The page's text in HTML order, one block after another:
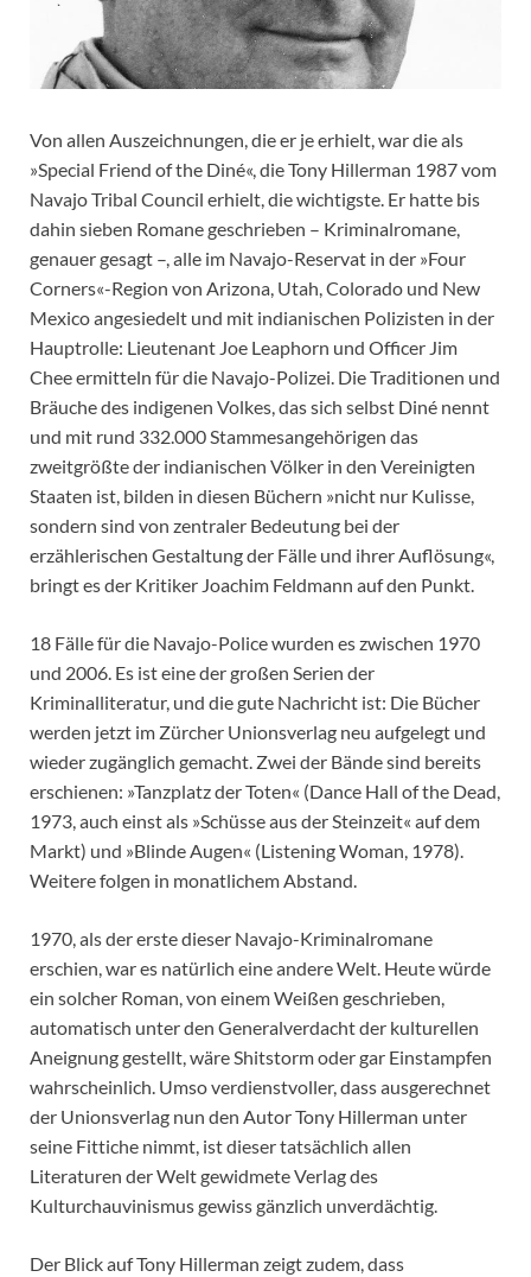
Von allen Auszeichnungen, die er je erhielt, war die als
»Special Friend of the Diné«, die Tony Hillerman 1987 vom
Navajo Tribal Council erhielt, die wichtigste. Er hatte bis
dahin sieben Romane geschrieben – Kriminalromane,
genauer gesagt –, alle im Navajo-Reservat in der »Four
Corners«-Region von Arizona, Utah, Colorado und New
Mexico angesiedelt und mit indianischen Polizisten in der
Hauptrolle: Lieutenant Joe Leaphorn und Officer Jim
Chee ermitteln für die Navajo-Polizei. Die Traditionen und
Bräuche des indigenen Volkes, das sich selbst Diné nennt
und mit rund 332.000 Stammesangehörigen das
zweitgrößte der indianischen Völker in den Vereinigten
Staaten ist, bilden in diesen Büchern »nicht nur Kulisse,
sondern sind von zentraler Bedeutung bei der
erzählerischen Gestaltung der Fälle und ihrer Auflösung«,
bringt es der Kritiker Joachim Feldmann auf den Punkt.
18 Fälle für die Navajo-Police wurden es zwischen 1970
und 2006. Es ist eine der großen Serien der
Kriminalliteratur, und die gute Nachricht ist: Die Bücher
werden jetzt im Zürcher Unionsverlag neu aufgelegt und
wieder zugänglich gemacht. Zwei der Bände sind bereits
erschienen: »Tanzplatz der Toten« (Dance Hall of the Dead,
1973, auch einst als »Schüsse aus der Steinzeit« auf dem
Markt) und »Blinde Augen« (Listening Woman, 1978).
Weitere folgen in monatlichem Abstand.
1970, als der erste dieser Navajo-Kriminalromane
erschien, war es natürlich eine andere Welt. Heute würde
ein solcher Roman, von einem Weißen geschrieben,
automatisch unter den Generalverdacht der kulturellen
Aneignung gestellt, wäre Shitstorm oder gar Einstampfen
wahrscheinlich. Umso verdienstvoller, dass ausgerechnet
der Unionsverlag nun den Autor Tony Hillerman unter
seine Fittiche nimmt, ist dieser tatsächlich allen
Literaturen der Welt gewidmete Verlag des
Kulturchauvinismus gewiss gänzlich unverdächtig.
Der Blick auf Tony Hillerman zeigt zudem, dass